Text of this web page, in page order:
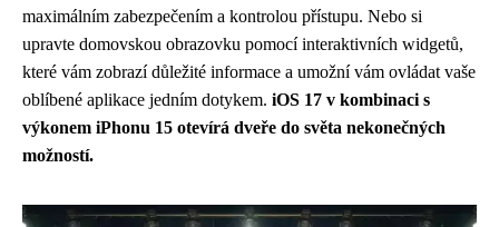
maximálním zabezpečením a kontrolou přístupu. Nebo si
upravte domovskou obrazovku pomocí interaktivních widgetů,
které vám zobrazí důležité informace a umožní vám ovládat vaše
oblíbené aplikace jedním dotykem. iOS 17 v kombinaci s
výkonem iPhonu 15 otevírá dveře do světa nekonečných
možností.